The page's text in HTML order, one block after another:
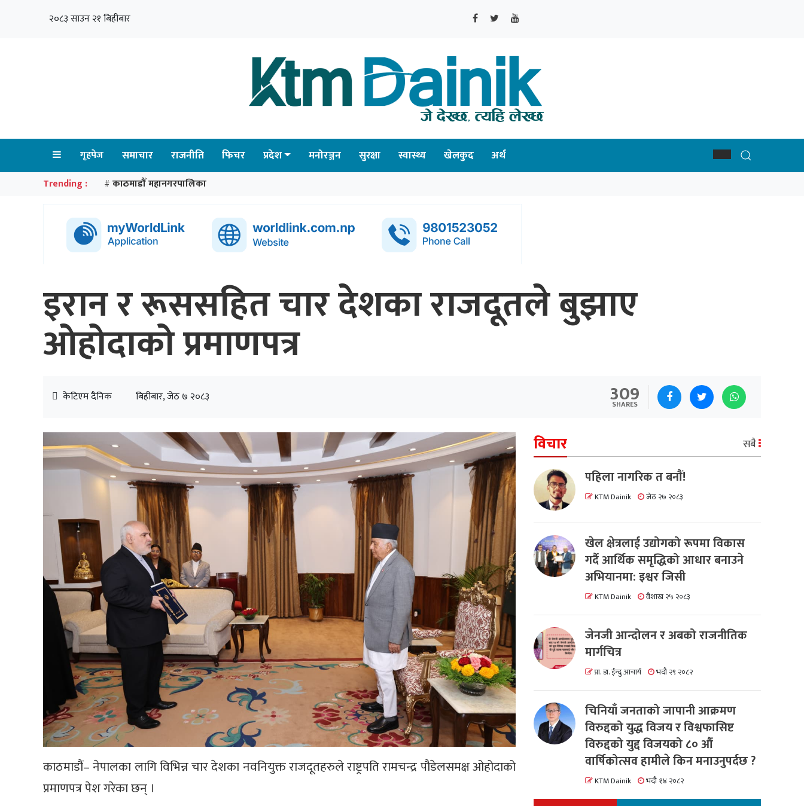
२०८३ साउन २१ बिहीबार
गृहपेज समाचार राजनीति फिचर प्रदेश मनोरञ्जन सुरक्षा स्वास्थ्य खेलकुद अर्थ
Trending : # काठमाडौँ महानगरपालिका
इरान र रूससहित चार देशका राजदूतले बुझाए
ओहोदाको प्रमाणपत्र
केटिएम दैनिक बिहीबार, जेठ ७ २०८३ 309
SHARES
काठमाडौं– नेपालका लागि विभिन्न चार देशका नवनियुक्त राजदूतहरुले राष्ट्रपति रामचन्द्र पौडेलसमक्ष ओहोदाको
प्रमाणपत्र पेश गरेका छन् ।
विचार सबै
पहिला नागरिक त बनाैं!
KTM Dainik जेठ २७ २०८३
खेल क्षेत्रलाई उद्योगको रूपमा विकास
गर्दै आर्थिक समृद्धिको आधार बनाउने
अभियानमा: इश्वर जिसी
KTM Dainik वैशाख २५ २०८३
जेनजी आन्दोलन र अबको राजनीतिक
मार्गचित्र
प्रा. डा. ईन्दु आचार्य भदौ २९ २०८२
चिनियाँ जनताको जापानी आक्रमण
विरुद्दको युद्ध विजय र विश्वफासिष्ट
विरुद्दको युद्द विजयको ८० औं
वार्षिकोत्सव हामीले किन मनाउनुपर्दछ ?
KTM Dainik भदौ १४ २०८२